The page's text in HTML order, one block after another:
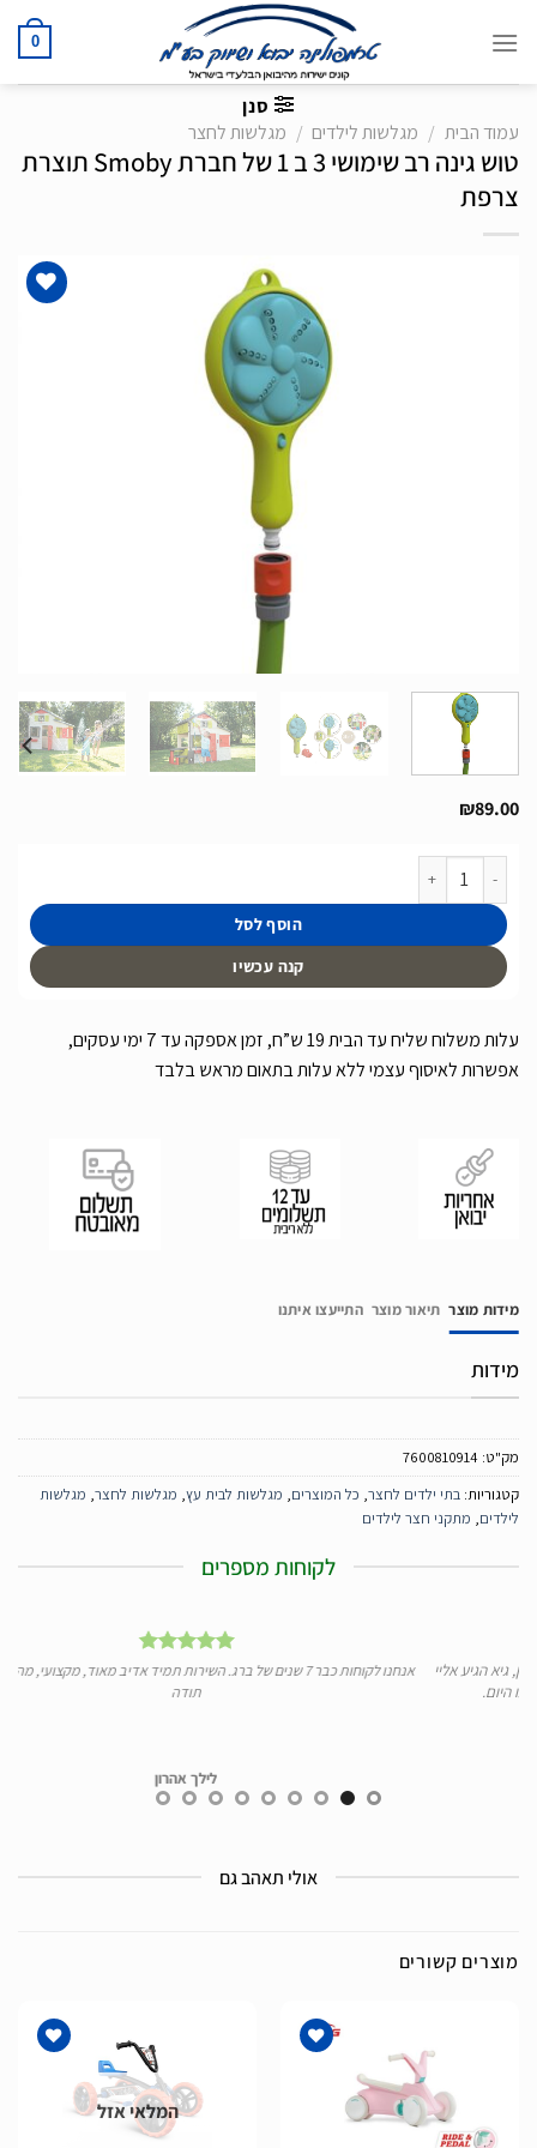
0
סנן
עמוד הבית
/ מגלשות לילדים / מגלשות לחצר
טוש גינה רב שימושי 3 ב 1 של חברת Smoby תוצרת
צרפת
₪89.00
כמות של טוש גינה רב שימושי 3 ב 1 של חברת Smoby תוצרת צרפת
הוסף לסל
קנה עכשיו
עלות משלוח שליח עד הבית 19 ש”ח, זמן אספקה עד 7 ימי עסקים,
אפשרות לאיסוף עצמי ללא עלות בתאום מראש בלבד
מידות מוצר תיאור מוצר התייעצו איתנו
מידות
מק"ט: 7600810914
קטגוריות: בתי ילדים לחצר, כל המוצרים, מגלשות לבית עץ, מגלשות לחצר, מגלשות
לילדים, מתקני חצר לילדים
לקוחות מספרים
אנחנו לקוחות כבר 7 שנים של ברג. השירות תמיד אדיב מאוד, מקצועי, מהיר ומעולה.
אולי תאהב גם
מוצרים קשורים
המלאי אזל